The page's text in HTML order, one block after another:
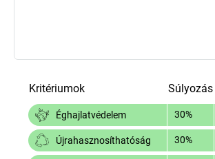
Kritériumok Súlyozás
Éghajlatvédelem 30%
Újrahasznosíthatóság 30%